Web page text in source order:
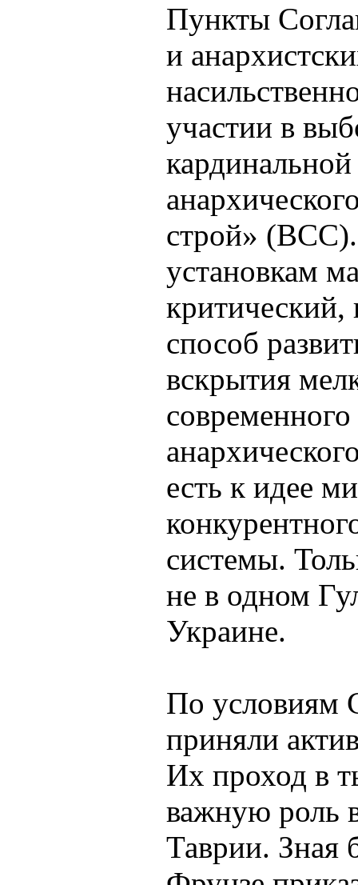
Пункты
и
участии в
строй»
установкам
критический,
способ
вскрытия
есть к идее
системы.
не в одном
Украине.
По условиям
приняли
Их проход в
важную роль
Таврии. Зная